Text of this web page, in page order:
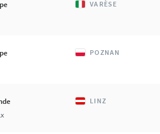
VARÈSE
POZNAN
LINZ